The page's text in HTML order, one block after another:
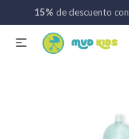
15% de descuento con
